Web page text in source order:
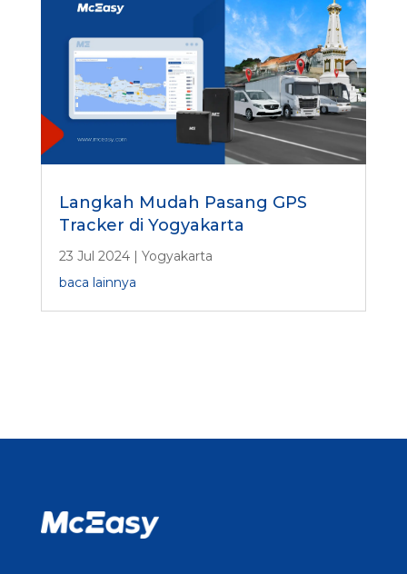
Langkah Mudah Pasang GPS
Tracker di Yogyakarta
23 Jul 2024| Yogyakarta
baca lainnya